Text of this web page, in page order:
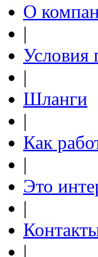
О
|
Условия
|
Шланги
|
Как
|
Это
|
|